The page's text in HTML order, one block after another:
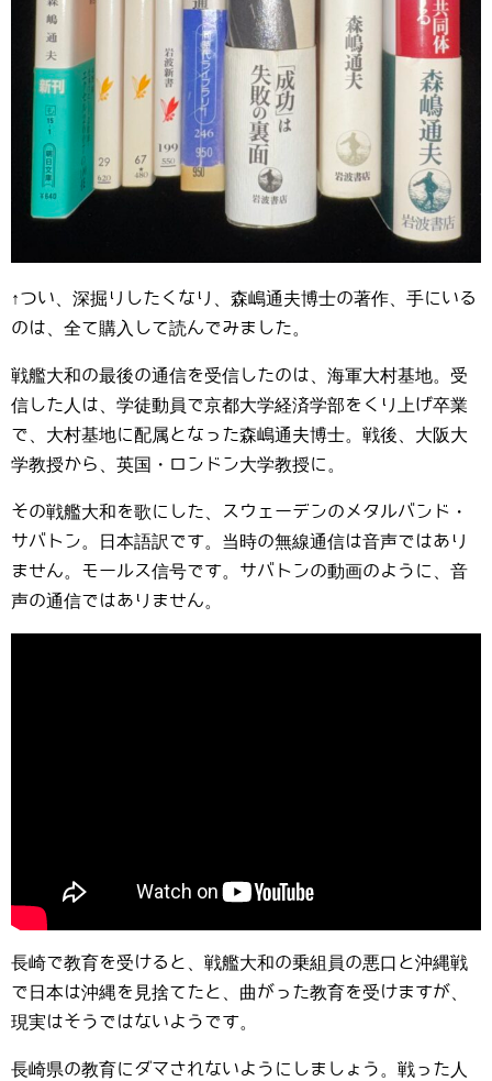
↑つい、深掘りしたくなり、森嶋通夫博士の著作、手にいる
のは、全て購入して読んでみました。
戦艦大和の最後の通信を受信したのは、海軍大村基地。受
信した人は、学徒動員で京都大学経済学部をくり上げ卒業
で、大村基地に配属となった森嶋通夫博士。戦後、大阪大
学教授から、英国・ロンドン大学教授に。
その戦艦大和を歌にした、スウェーデンのメタルバンド・
サバトン。日本語訳です。当時の無線通信は音声ではあり
ません。モールス信号です。サバトンの動画のように、音
声の通信ではありません。
長崎で教育を受けると、戦艦大和の乗組員の悪口と沖縄戦
で日本は沖縄を見捨てたと、曲がった教育を受けますが、
現実はそうではないようです。
長崎県の教育にダマされないようにしましょう。戦った人